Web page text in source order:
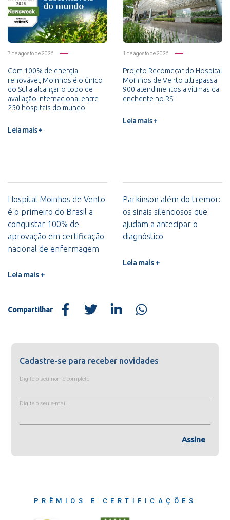
7 de agosto de 2026
Com 100% de energia
renovável, Moinhos é o único
do Sul a alcançar o topo de
avaliação internacional entre
250 hospitais do mundo
Leia mais +
1 de agosto de 2026
Projeto Recomeçar do Hospital
Moinhos de Vento ultrapassa
900 atendimentos a vítimas da
enchente no RS
Leia mais +
Hospital Moinhos de Vento
é o primeiro do Brasil a
conquistar 100% de
aprovação em certificação
nacional de enfermagem
Leia mais +
Parkinson além do tremor:
os sinais silenciosos que
ajudam a antecipar o
diagnóstico
Leia mais +
Compartilhar
Cadastre-se para receber novidades
Digite o seu nome completo
Digite o seu e-mail
Assine
PRÊMIOS E CERTIFICAÇÕES